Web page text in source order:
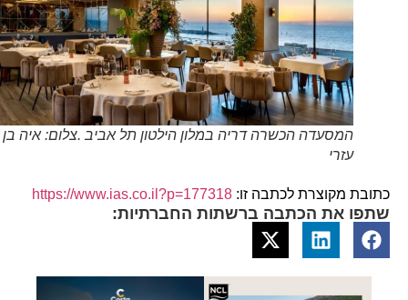
המסעדה הכשרה דריה במלון הילטון תל אביב .צלום: איה בן
עזרי
כתובת מקוצרת לכתבה זו: https://www.ias.co.il?p=177318
שתפו את הכתבה ברשתות החברתיות: